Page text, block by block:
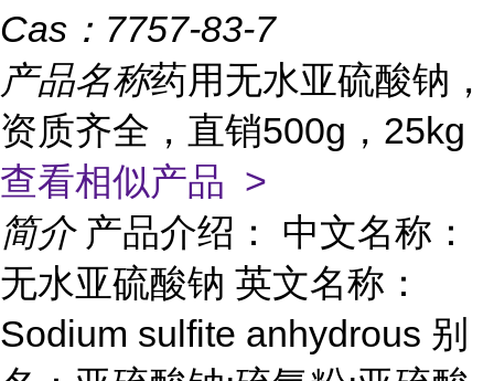
Cas： 7757-83-7
产品名称药用无水亚硫酸钠，
资质齐全，直销500g，25kg
查看相似产品 >
简介 产品介绍： 中文名称：
无水亚硫酸钠 英文名称：
Sodium sulfite anhydrous 别